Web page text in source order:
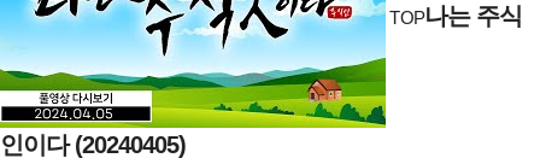
TOP나는 주식
인이다 (20240405)